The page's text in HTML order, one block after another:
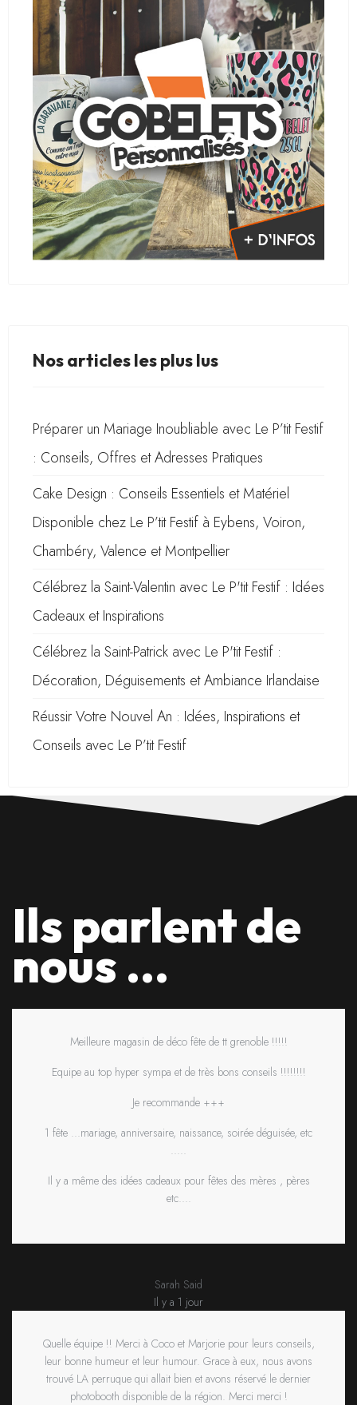
Nos articles les plus lus
Préparer un Mariage Inoubliable avec Le P’tit Festif
: Conseils, Offres et Adresses Pratiques
Cake Design : Conseils Essentiels et Matériel
Disponible chez Le P’tit Festif à Eybens, Voiron,
Chambéry, Valence et Montpellier
Célébrez la Saint-Valentin avec Le P'tit Festif : Idées
Cadeaux et Inspirations
Célébrez la Saint-Patrick avec Le P'tit Festif :
Décoration, Déguisements et Ambiance Irlandaise
Réussir Votre Nouvel An : Idées, Inspirations et
Conseils avec Le P’tit Festif
Ils parlent de
nous ...
Meilleure magasin de déco fête de tt grenoble !!!!!
Equipe au top hyper sympa et de très bons conseils !!!!!!!!
Je recommande +++
1 fête ...mariage, anniversaire, naissance, soirée déguisée, etc
.....
Il y a même des idées cadeaux pour fêtes des mères , pères
etc....
Sarah Said
Il y a 1 jour
Quelle équipe !! Merci à Coco et Marjorie pour leurs conseils,
leur bonne humeur et leur humour. Grace à eux, nous avons
trouvé LA perruque qui allait bien et avons réservé le dernier
photobooth disponible de la région. Merci merci !